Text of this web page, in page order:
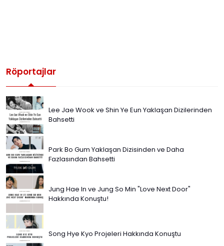
Röportajlar
Lee Jae Wook ve Shin Ye Eun Yaklaşan Dizilerinden
Bahsetti
Park Bo Gum Yaklaşan Dizisinden ve Daha
Fazlasından Bahsetti
Jung Hae In ve Jung So Min "Love Next Door"
Hakkında Konuştu!
Song Hye Kyo Projeleri Hakkında Konuştu